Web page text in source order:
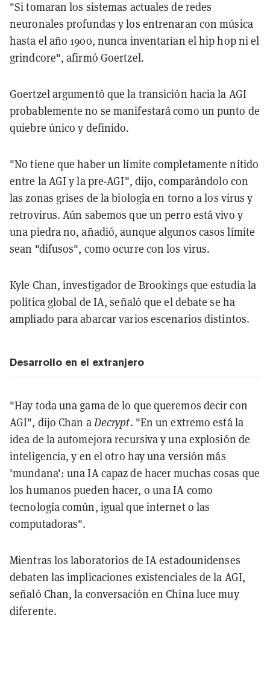
"Si tomaran los sistemas actuales de redes
neuronales profundas y los entrenaran con música
hasta el año 1900, nunca inventarían el hip hop ni el
grindcore", afirmó Goertzel.
Goertzel argumentó que la transición hacia la AGI
probablemente no se manifestará como un punto de
quiebre único y definido.
"No tiene que haber un límite completamente nítido
entre la AGI y la pre-AGI", dijo, comparándolo con
las zonas grises de la biología en torno a los virus y
retrovirus. Aún sabemos que un perro está vivo y
una piedra no, añadió, aunque algunos casos límite
sean "difusos", como ocurre con los virus.
Kyle Chan, investigador de Brookings que estudia la
política global de IA, señaló que el debate se ha
ampliado para abarcar varios escenarios distintos.
Desarrollo en el extranjero
"Hay toda una gama de lo que queremos decir con
AGI", dijo Chan aDecrypt. "En un extremo está la
idea de la automejora recursiva y una explosión de
inteligencia, y en el otro hay una versión más
'mundana': una IA capaz de hacer muchas cosas que
los humanos pueden hacer, o una IA como
tecnología común, igual que internet o las
computadoras".
Mientras los laboratorios de IA estadounidenses
debaten las implicaciones existenciales de la AGI,
señaló Chan, la conversación en China luce muy
diferente.